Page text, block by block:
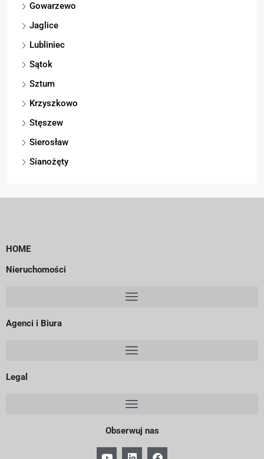
Gowarzewo
Jaglice
Lubliniec
Sątok
Sztum
Krzyszkowo
Stęszew
Sierosław
Sianożęty
HOME
Nieruchomości
Agenci i Biura
Legal
Obserwuj nas